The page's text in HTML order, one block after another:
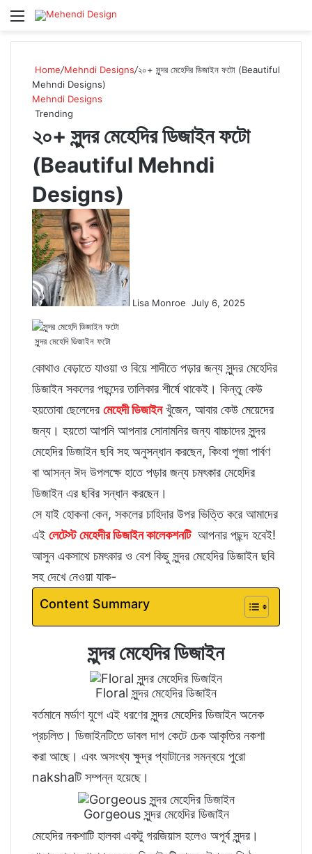
Menu
Home/Mehndi Designs/২০+ সুন্দর মেহেদির ডিজাইন ফটো (Beautiful
Mehndi Designs)
Mehndi Designs
Trending
২০+ সুন্দর মেহেদির ডিজাইন ফটো
(Beautiful Mehndi
Designs)
Lisa Monroe July 6, 2025
সুন্দর মেহেদি ডিজাইন ফটো
কোথাও বেড়াতে যাওয়া ও বিয়ে শাদীতে পড়ার জন্য সুন্দর মেহেদির
ডিজাইন সকলের পছন্দের তালিকার শীর্ষে থাকেই। কিন্তু কেউ
হয়তোবা ছেলেদেরমেহেদী ডিজাইনখুঁজেন, আবার কেউ মেয়েদের
জন্য। হয়তো আপনি আপনার সোনামনির জন্য বাচ্চাদের সুন্দর
মেহেদির ডিজাইন ছবি সহ অনুসন্ধান করছেন, কিংবা পূজা পার্বণ
বা আসন্ন ঈদ উপলক্ষে হাতে পড়ার জন্য চমৎকার মেহেদির
ডিজাইন এর ছবির সন্ধান করছেন।
সে যাই হোকনা কেন, সকলের চাহিদার উপর ভিত্তি করে আমাদের
এইলেটেস্ট মেহেদীর ডিজাইন কালেকশনটিআপনার পছন্দ হবেই!
আসুন একসাথে চমৎকার ও বেশ কিছু সুন্দর মেহেদির ডিজাইন ছবি
সহ দেখে নেওয়া যাক-
Content Summary
সুন্দর মেহেদির ডিজাইন
Floral সুন্দর মেহেদির ডিজাইন
বর্তমানে মর্ডাণ যুগে এই ধরণের সুন্দর মেহেদির ডিজাইন অনেক
প্রচলিত। ডিজাইনটিতে ডাবল দাগ কেটে চেক আকৃতির নকশা
করা আছে। এবং অসংখ্য ক্ষুদ্র প্যাটানের সমন্বয়ে পুরো
nakshaটি সম্পন্ন হয়েছে।
Gorgeous সুন্দর মেহেদির ডিজাইন
মেহেদির নকশাটি হালকা একটু গরজিয়াস হলেও অপূর্ব সুন্দর।